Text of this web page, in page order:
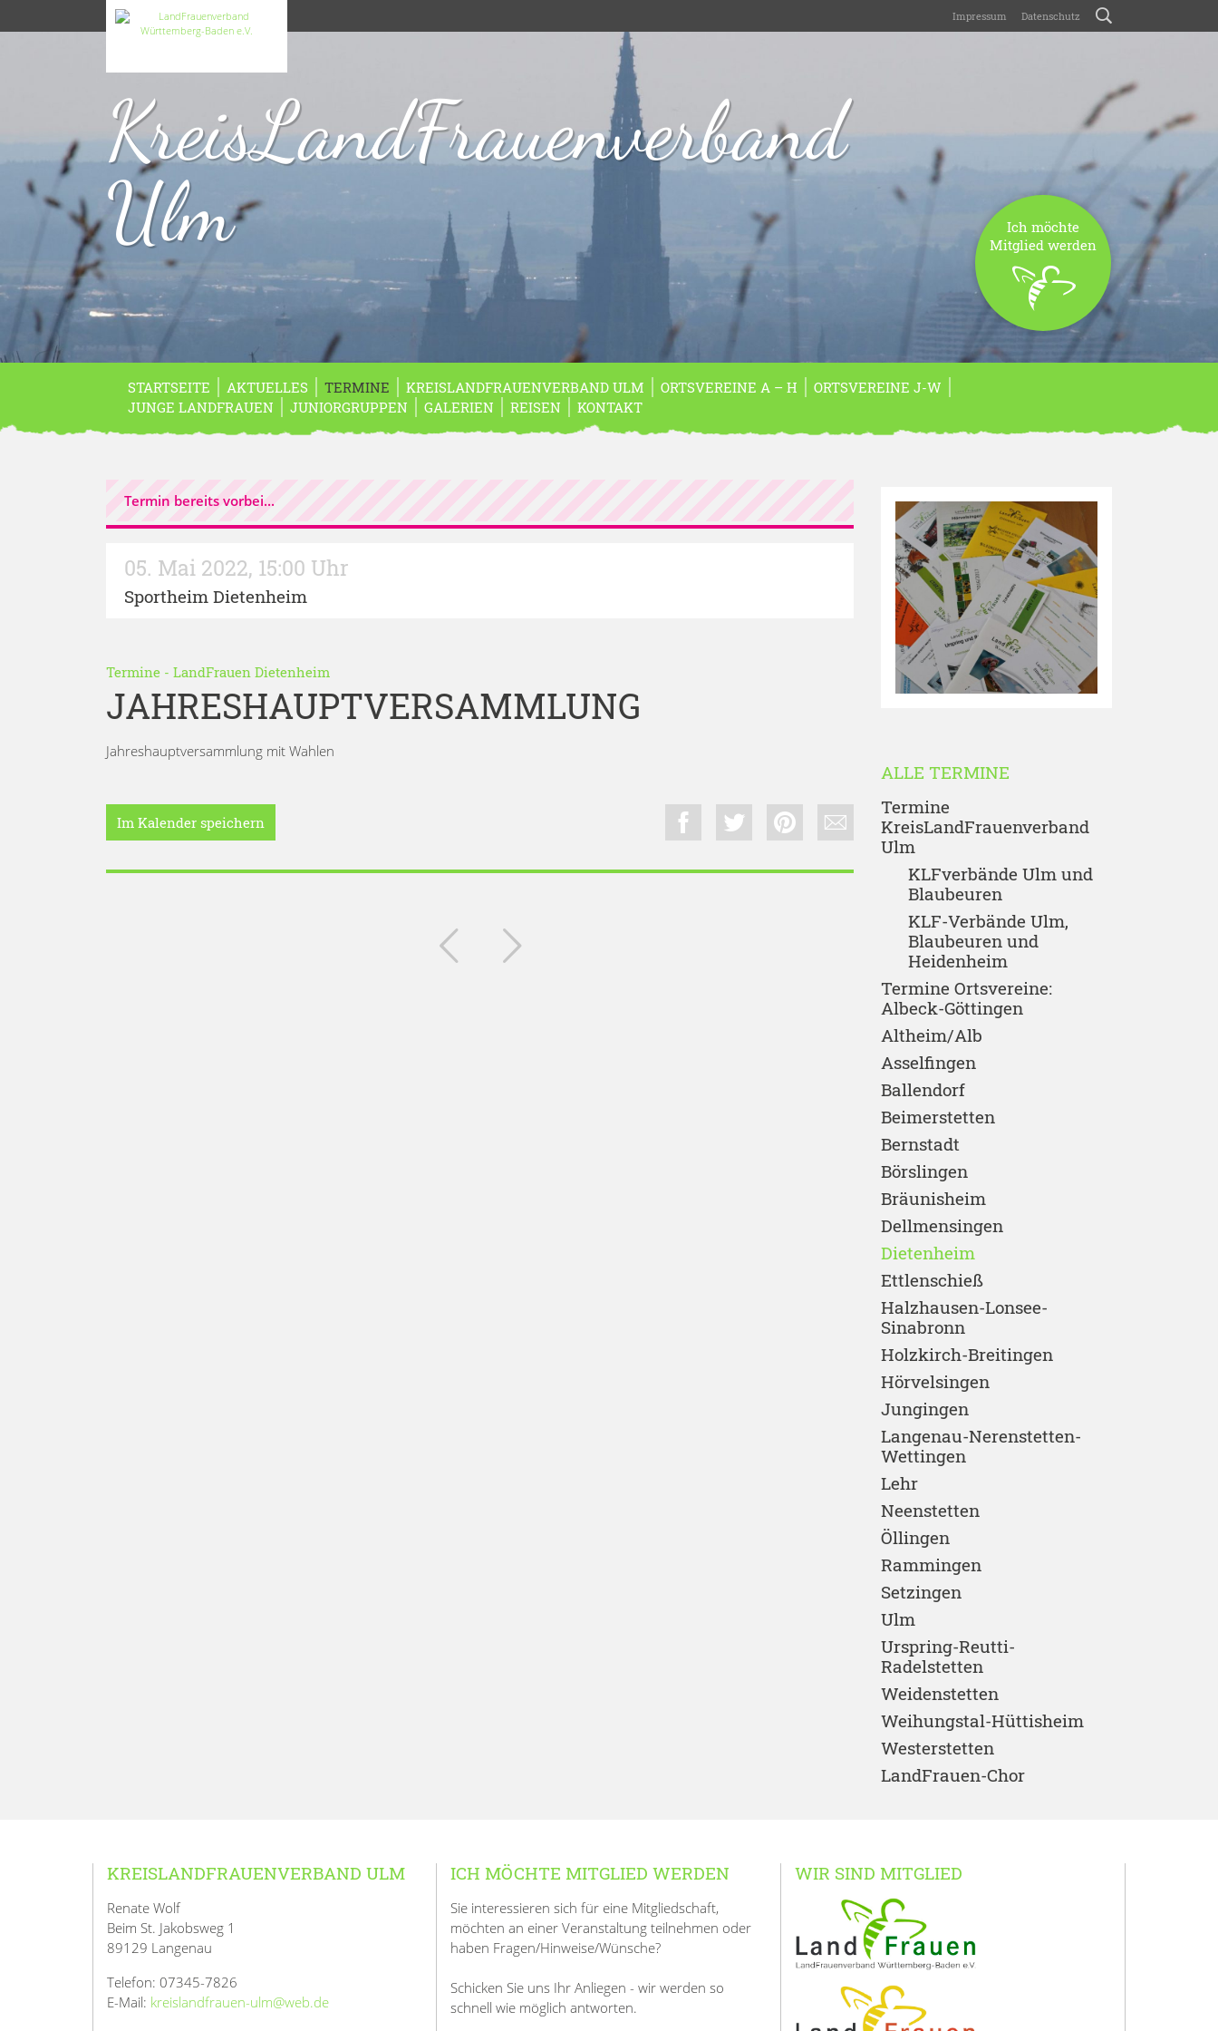
Impressum Datenschutz
KreisLandFrauenverband
Ulm
Ich möchte
Mitglied werden
STARTSEITE AKTUELLES TERMINE KREISLANDFRAUENVERBAND ULM ORTSVEREINE A – H
ORTSVEREINE J-W
JUNGE LANDFRAUEN
JUNIORGRUPPEN GALERIEN REISEN KONTAKT
Termin bereits vorbei...
05. Mai 2022, 15:00 Uhr
Sportheim Dietenheim
Termine - LandFrauen Dietenheim
JAHRESHAUPTVERSAMMLUNG
Jahreshauptversammlung mit Wahlen
Im Kalender speichern
ALLE TERMINE
Termine
KreisLandFrauenverband
Ulm
KLFverbände Ulm und
Blaubeuren
KLF-Verbände Ulm,
Blaubeuren und
Heidenheim
Termine Ortsvereine:
Albeck-Göttingen
Altheim/Alb
Asselfingen
Ballendorf
Beimerstetten
Bernstadt
Börslingen
Bräunisheim
Dellmensingen
Dietenheim
Ettlenschieß
Halzhausen-Lonsee-
Sinabronn
Holzkirch-Breitingen
Hörvelsingen
Jungingen
Langenau-Nerenstetten-
Wettingen
Lehr
Neenstetten
Öllingen
Rammingen
Setzingen
Ulm
Urspring-Reutti-
Radelstetten
Weidenstetten
Weihungstal-Hüttisheim
Westerstetten
LandFrauen-Chor
KREISLANDFRAUENVERBAND ULM
Renate Wolf
Beim St. Jakobsweg 1
89129 Langenau
Telefon: 07345-7826
E-Mail: kreislandfrauen-ulm@web.de
ICH MÖCHTE MITGLIED WERDEN
Sie interessieren sich für eine Mitgliedschaft,
möchten an einer Veranstaltung teilnehmen oder
haben Fragen/Hinweise/Wünsche?
Schicken Sie uns Ihr Anliegen - wir werden so
schnell wie möglich antworten.
WIR SIND MITGLIED